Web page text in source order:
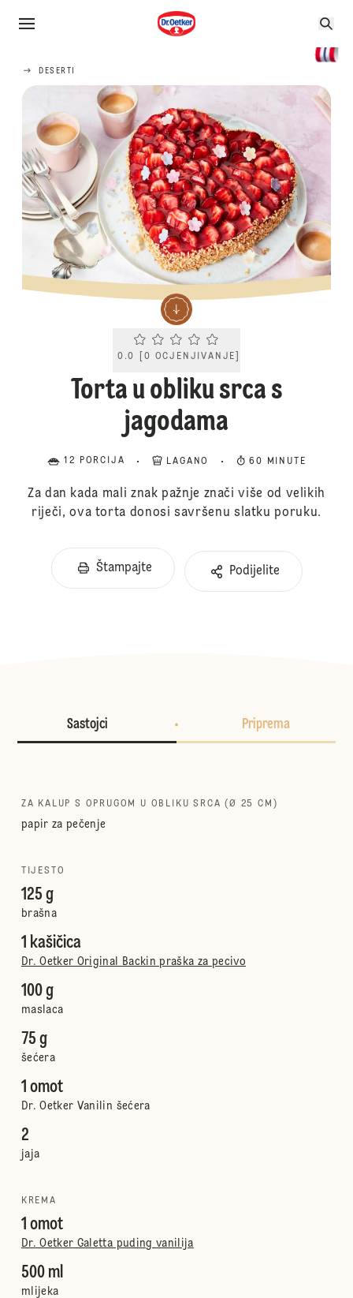
DESERTI
Current rating 0.0. Click to rate.
0.0 [0 OCJENJIVANJE
Torta u obliku srca s
jagodama
12 PORCIJA LAGANO 60 MINUTE
Za dan kada mali znak pažnje znači više od velikih
riječi, ova torta donosi savršenu slatku poruku.
Štampajte Podijelite
Sastojci Priprema
ZA KALUP S OPRUGOM U OBLIKU SRCA (Ø 25 CM)
papir za pečenje
TIJESTO
125 g
brašna
1 kašičica
Dr. Oetker Original Backin praška za pecivo
100 g
maslaca
75 g
šećera
1 omot
Dr. Oetker Vanilin šećera
2
jaja
KREMA
1 omot
Dr. Oetker Galetta puding vanilija
500 ml
mlijeka